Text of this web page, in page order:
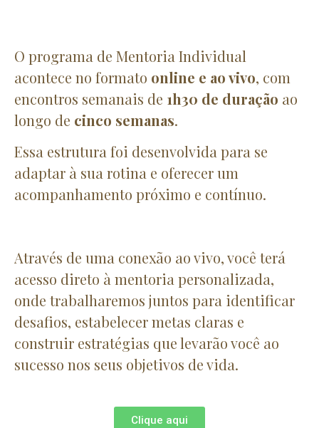
O programa de Mentoria Individual
acontece no formato online e ao vivo, com
encontros semanais de 1h30 de duração ao
longo de cinco semanas.
Essa estrutura foi desenvolvida para se
adaptar à sua rotina e oferecer um
acompanhamento próximo e contínuo.
Através de uma conexão ao vivo, você terá
acesso direto à mentoria personalizada,
onde trabalharemos juntos para identificar
desafios, estabelecer metas claras e
construir estratégias que levarão você ao
sucesso nos seus objetivos de vida.
Clique aqui